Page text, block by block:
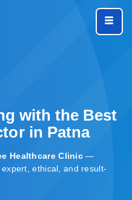
with the Best
in Patna
Healthcare Clinic —
ethical, and result-